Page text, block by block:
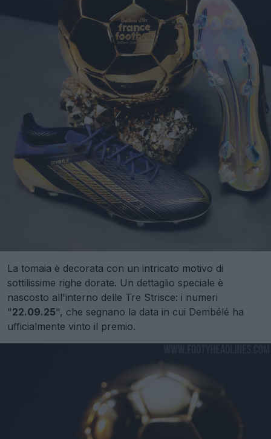
La tomaia è decorata con un intricato motivo di
sottilissime righe dorate. Un dettaglio speciale è
nascosto all'interno delle Tre Strisce: i numeri
"22.09.25", che segnano la data in cui Dembélé ha
ufficialmente vinto il premio.